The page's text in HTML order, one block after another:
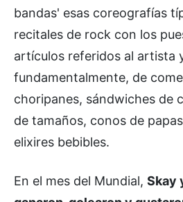
bandas' esas coreografías
recitales de rock con los
artículos referidos al artista
fundamentalmente, de
choripanes, sándwiches de
de tamaños, conos de
elixires bebibles.
En el mes del Mundial, Skay